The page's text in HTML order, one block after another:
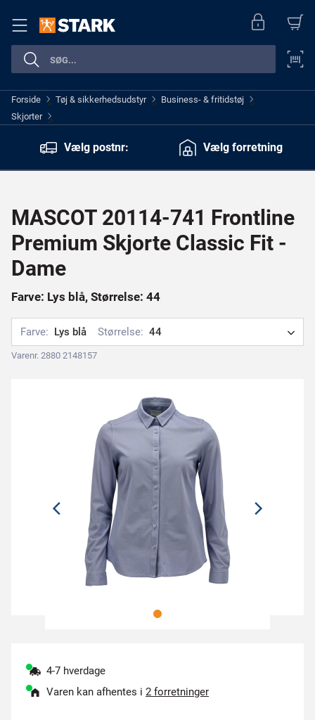
Forside > Tøj & sikkerhedsudstyr > Business- & fritidstøj >
Skjorter >
Vælg postnr:
Vælg forretning
MASCOT 20114-741 Frontline
Premium Skjorte Classic Fit -
Dame
Farve: Lys blå, Størrelse: 44
Farve: Lys blå Størrelse: 44
Varenr. 2880 2148157
4-7 hverdage
Varen kan afhentes i 2 forretninger